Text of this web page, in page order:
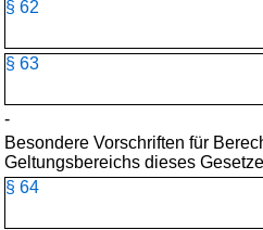
§ 62
§ 63
-
Besondere Vorschriften für
Geltungsbereichs dieses
§ 64